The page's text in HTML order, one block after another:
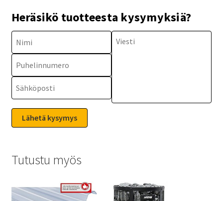
Heräsikö tuotteesta kysymyksiä?
Tutustu myös